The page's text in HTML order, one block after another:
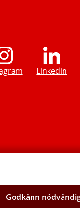
Godkänn
Linkedin